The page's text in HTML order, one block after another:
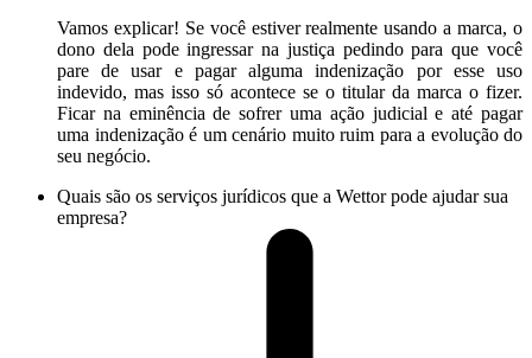
Vamos explicar! Se você estiver realmente usando a marca, o
dono dela pode ingressar na justiça pedindo para que você
pare de usar e pagar alguma indenização por esse uso
indevido, mas isso só acontece se o titular da marca o fizer.
Ficar na eminência de sofrer uma ação judicial e até pagar
uma indenização é um cenário muito ruim para a evolução do
seu negócio.
Quais são os serviços jurídicos que a Wettor pode ajudar sua
empresa?